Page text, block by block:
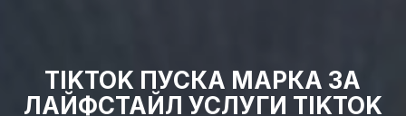
TIKTOK ПУСКА МАРКА ЗА
ЛАЙФСТАЙЛ УСЛУГИ TIKTOK